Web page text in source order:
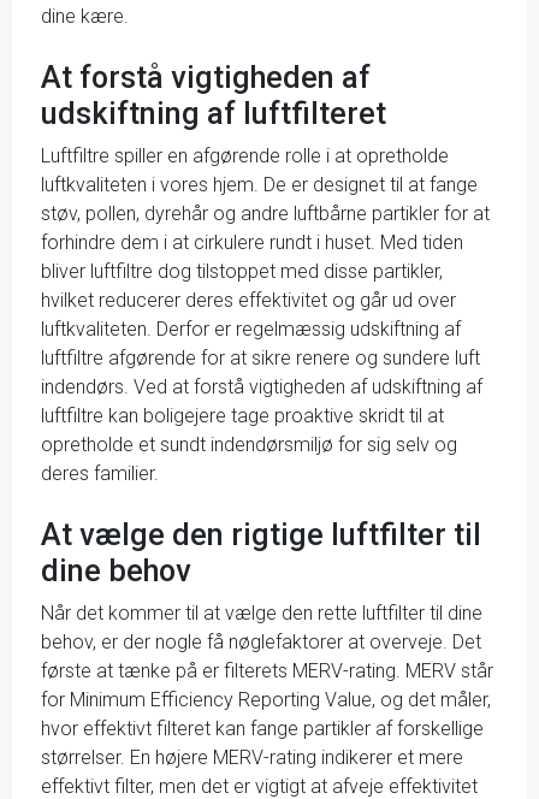
dine kære.
At forstå vigtigheden af
udskiftning af luftfilteret
Luftfiltre spiller en afgørende rolle i at opretholde
luftkvaliteten i vores hjem. De er designet til at fange
støv, pollen, dyrehår og andre luftbårne partikler for at
forhindre dem i at cirkulere rundt i huset. Med tiden
bliver luftfiltre dog tilstoppet med disse partikler,
hvilket reducerer deres effektivitet og går ud over
luftkvaliteten. Derfor er regelmæssig udskiftning af
luftfiltre afgørende for at sikre renere og sundere luft
indendørs. Ved at forstå vigtigheden af udskiftning af
luftfiltre kan boligejere tage proaktive skridt til at
opretholde et sundt indendørsmiljø for sig selv og
deres familier.
At vælge den rigtige luftfilter til
dine behov
Når det kommer til at vælge den rette luftfilter til dine
behov, er der nogle få nøglefaktorer at overveje. Det
første at tænke på er filterets MERV-rating. MERV står
for Minimum Efficiency Reporting Value, og det måler,
hvor effektivt filteret kan fange partikler af forskellige
størrelser. En højere MERV-rating indikerer et mere
effektivt filter, men det er vigtigt at afveje effektivitet